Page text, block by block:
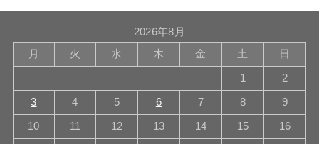
2026年8月
月
火 水 木 金 土 日
1 2
3 4 5 6 7 8 9
10 11 12 13 14 15 16